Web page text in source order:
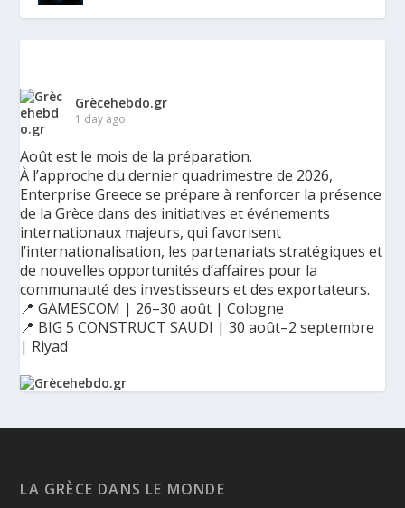
Grècehebdo.gr
1 day ago
Août est le mois de la préparation.
À l’approche du dernier quadrimestre de 2026,
Enterprise Greece se prépare à renforcer la présence
de la Grèce dans des initiatives et événements
internationaux majeurs, qui favorisent
l’internationalisation, les partenariats stratégiques et
de nouvelles opportunités d’affaires pour la
communauté des investisseurs et des exportateurs.
📍 GAMESCOM | 26–30 août | Cologne
📍 BIG 5 CONSTRUCT SAUDI | 30 août–2 septembre
| Riyad
Ελλάδας σε διεθνείς δράσεις, που ενισχύουν την
εξωστρέφεια, τις συνεργασίες και τις νέες επιχειρηματικές
LA GRÈCE DANS LE MONDE